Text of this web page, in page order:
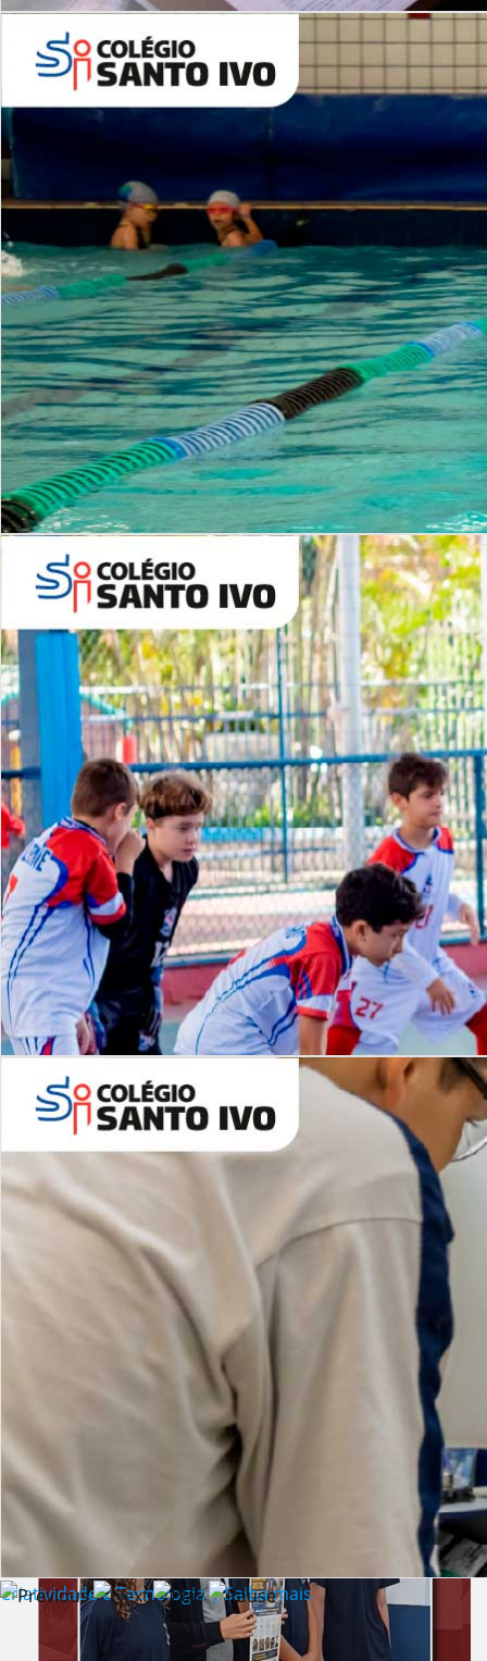
Leituras Literárias
Período Integral | Saiba mais
Desafios | Saiba mais
Criatividade e Tecnologia | Saiba mais
ALUNOS NOVOS
Entre em Contato
INSTITUCIONAL
Lista de vídeos
NOSSOCANAL